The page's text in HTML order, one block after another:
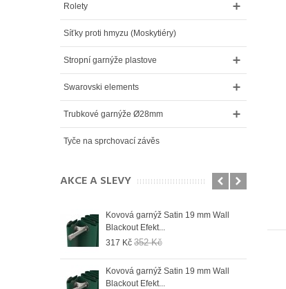
Rolety
Síťky proti hmyzu (Moskytiéry)
Stropní garnýže plastove
Swarovski elements
Trubkové garnýže Ø28mm
Tyče na sprchovací závěs
AKCE A SLEVY
Kovová garnýž Satin 19 mm Wall
Blackout Efekt...
317 Kč 352 Kč
Kovová garnýž Satin 19 mm Wall
Blackout Efekt...